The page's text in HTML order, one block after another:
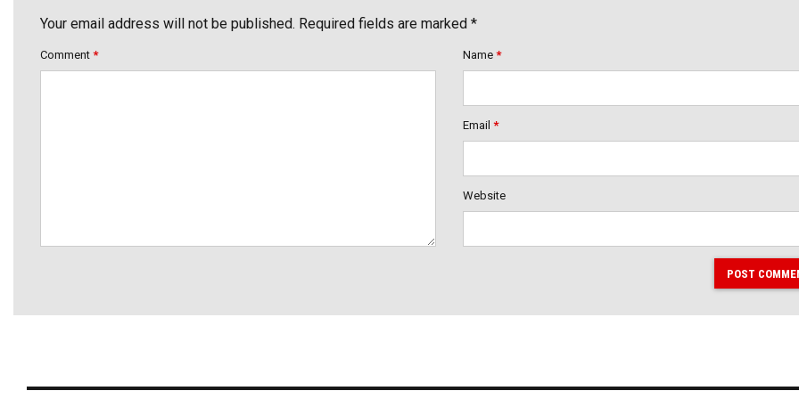
Your email address will not be published. Required fields are marked *
Comment * Name *
Email *
Website
POST